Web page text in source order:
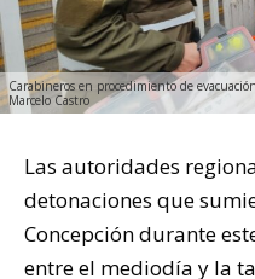
Carabineros en procedimiento de
Marcelo Castro
Las autoridades
detonaciones que
Concepción durante
entre el mediodía y la